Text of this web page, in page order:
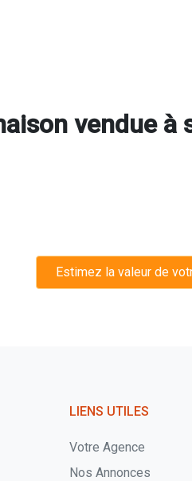
vendue à
Estimez la valeur de
LIENS UTILES
Votre Agence
Nos Annonces